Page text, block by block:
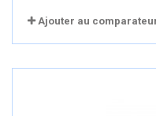
Ajouter au